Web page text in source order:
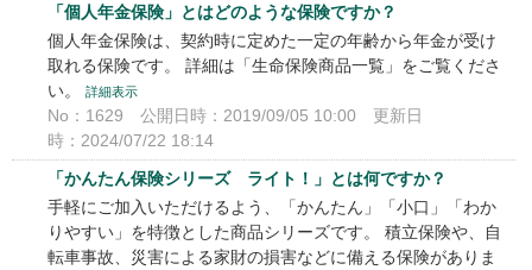
「個人年金保険」とはどのような保険ですか？
個人年金保険は、契約時に定めた一定の年齢から年金が受け
取れる保険です。 詳細は「生命保険商品一覧」をご覧くださ
い。
詳細表示
No：1629 公開日時：2019/09/05 10:00
更新日
時：2024/07/22 18:14
「かんたん保険シリーズ ライト！」とは何ですか？
手軽にご加入いただけるよう、「かんたん」「小口」「わか
りやすい」を特徴とした商品シリーズです。 積立保険や、自
転車事故、災害による家財の損害などに備える保険がありま